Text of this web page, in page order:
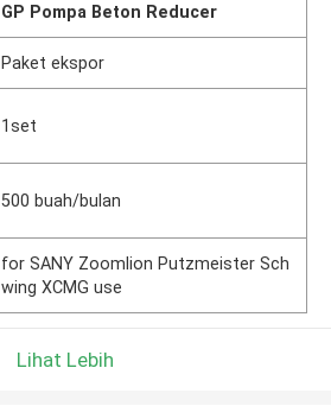
GP Pompa Beton Reducer
Paket ekspor
1set
500 buah/bulan
for SANY Zoomlion Putzmeister Sch
wing XCMG use
Lihat Lebih